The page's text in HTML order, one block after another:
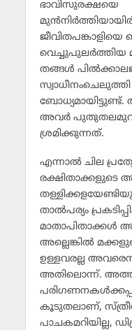
ഭാവിസുരക്ഷയെ
വെച്ചുപുലര്‍ത്തിയ
തങ്ങള്‍
അവര്‍
ശ്രമിക്കുന്നത്.
എന്നാല്‍ ചില
രക്ഷിതാക്കളുടെ
താല്‍പര്യം
മാതാപിതാക്കള്‍
അല്ലെങ്കില്‍
ഉള്ളവരല്ല
അതിലൊന്ന്.
കൂടുതലാണ്,
പാചകമറിയില്ല,